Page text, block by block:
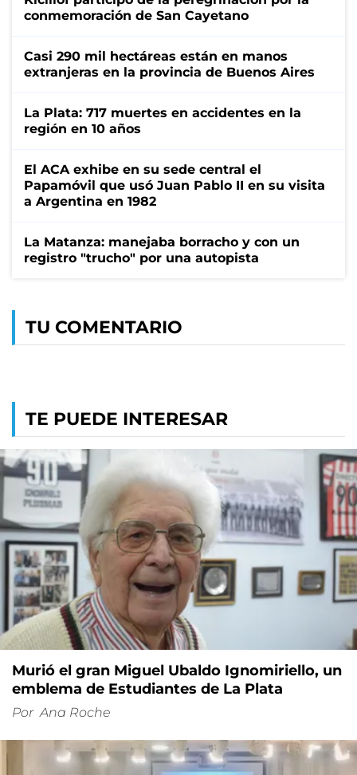
conmemoración de San Cayetano
Casi 290 mil hectáreas están en manos
extranjeras en la provincia de Buenos Aires
La Plata: 717 muertes en accidentes en la
región en 10 años
El ACA exhibe en su sede central el
Papamóvil que usó Juan Pablo II en su visita
a Argentina en 1982
La Matanza: manejaba borracho y con un
registro "trucho" por una autopista
TU COMENTARIO
TE PUEDE INTERESAR
Murió el gran Miguel Ubaldo Ignomiriello, un
emblema de Estudiantes de La Plata
Por Ana Roche